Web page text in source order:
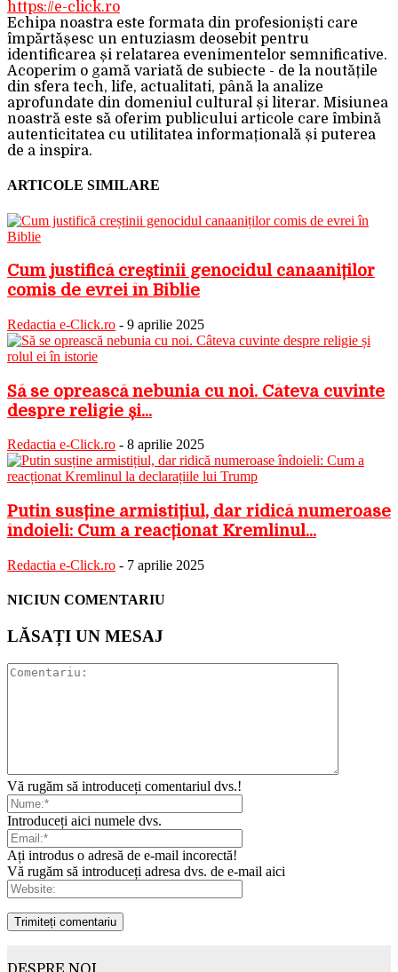
https://e-click.ro
Echipa noastra este formata din profesioniști care
împărtășesc un entuziasm deosebit pentru
identificarea și relatarea evenimentelor semnificative.
Acoperim o gamă variată de subiecte - de la noutățile
din sfera tech, life, actualitati, până la analize
aprofundate din domeniul cultural și literar. Misiunea
noastră este să oferim publicului articole care îmbină
autenticitatea cu utilitatea informațională și puterea
de a inspira.
ARTICOLE SIMILARE
Cum justifică creștinii genocidul canaaniților
comis de evrei în Biblie
Redactia e-Click.ro - 9 aprilie 2025
Să se oprească nebunia cu noi. Câteva cuvinte
despre religie și...
Redactia e-Click.ro - 8 aprilie 2025
Putin susține armistițiul, dar ridică numeroase
îndoieli: Cum a reacționat Kremlinul...
Redactia e-Click.ro - 7 aprilie 2025
NICIUN COMENTARIU
LĂSAȚI UN MESAJ
Vă rugăm să introduceți comentariul dvs.!
Introduceți aici numele dvs.
Ați introdus o adresă de e-mail incorectă!
Vă rugăm să introduceți adresa dvs. de e-mail aici